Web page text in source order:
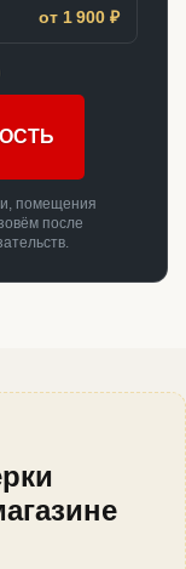
от 1 900 ₽
помещения
после